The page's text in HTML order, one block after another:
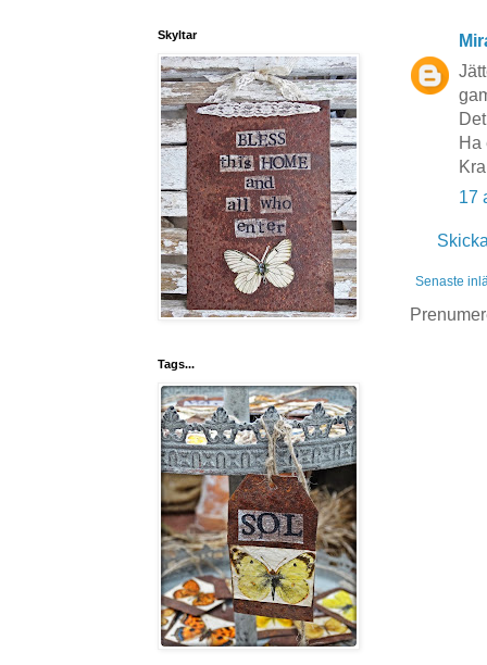
Ha
17
Senaste
Skyltar
Tags...